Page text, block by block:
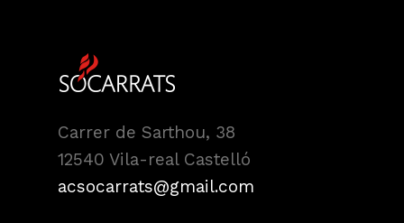
Carrer de Sarthou, 38
12540 Vila-real Castelló
acsocarrats@gmail.com